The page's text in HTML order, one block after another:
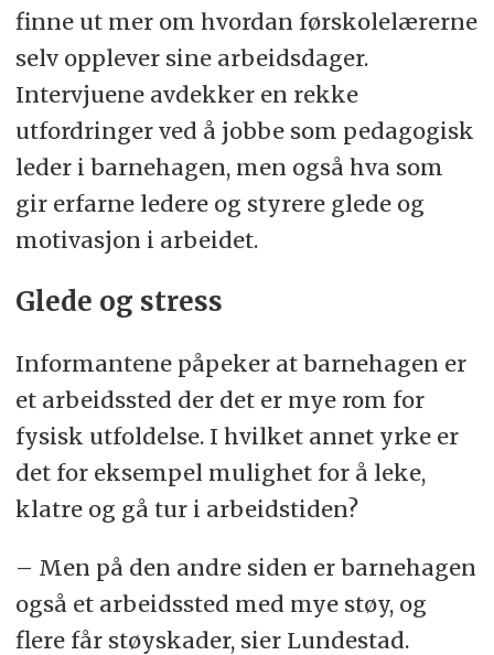
finne ut mer om hvordan førskolelærerne
selv opplever sine arbeidsdager.
Intervjuene avdekker en rekke
utfordringer ved å jobbe som pedagogisk
leder i barnehagen, men også hva som
gir erfarne ledere og styrere glede og
motivasjon i arbeidet.
Glede og stress
Informantene påpeker at barnehagen er
et arbeidssted der det er mye rom for
fysisk utfoldelse. I hvilket annet yrke er
det for eksempel mulighet for å leke,
klatre og gå tur i arbeidstiden?
– Men på den andre siden er barnehagen
også et arbeidssted med mye støy, og
flere får støyskader, sier Lundestad.